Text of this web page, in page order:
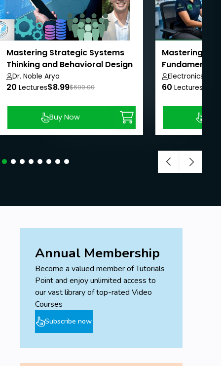
Mastering Strategic Systems
Thinking and Behavioral Design
Dr. Noble Arya
20 Lectures$8.99$600.00
Buy Now
Mastering
Electronics
60 Lectures
Annual Membership
Become a valued member of Tutorials
Point and enjoy unlimited access to
our vast library of top-rated Video
Courses
Subscribe now